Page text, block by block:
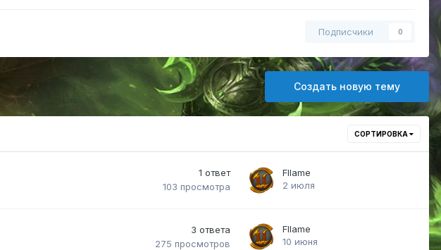
Подписчики 0
Создать новую тему
СОРТИРОВКА
1 ответ
103 просмотра
Fllame
2 июля
3 ответа
275 просмотров
Fllame
10 июня